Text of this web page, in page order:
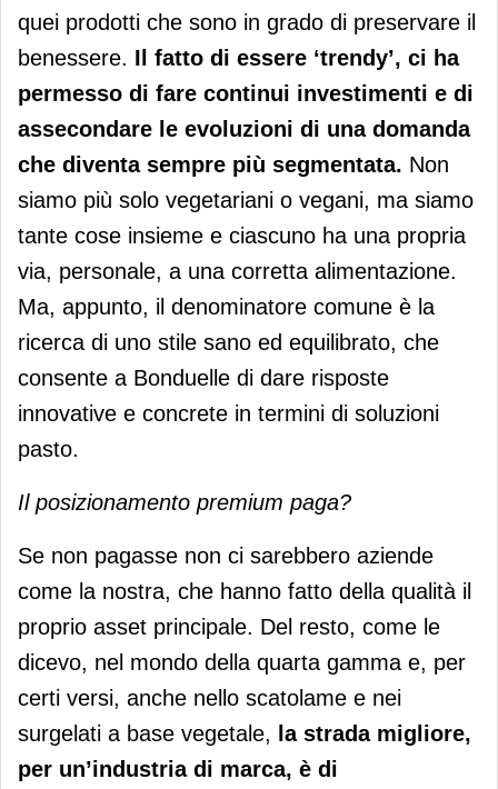
quei prodotti che sono in grado di preservare il
benessere. Il fatto di essere ‘trendy’, ci ha
permesso di fare continui investimenti e di
assecondare le evoluzioni di una domanda
che diventa sempre più segmentata. Non
siamo più solo vegetariani o vegani, ma siamo
tante cose insieme e ciascuno ha una propria
via, personale, a una corretta alimentazione.
Ma, appunto, il denominatore comune è la
ricerca di uno stile sano ed equilibrato, che
consente a Bonduelle di dare risposte
innovative e concrete in termini di soluzioni
pasto.
Il posizionamento premium paga?
Se non pagasse non ci sarebbero aziende
come la nostra, che hanno fatto della qualità il
proprio asset principale. Del resto, come le
dicevo, nel mondo della quarta gamma e, per
certi versi, anche nello scatolame e nei
surgelati a base vegetale, la strada migliore,
per un’industria di marca, è di